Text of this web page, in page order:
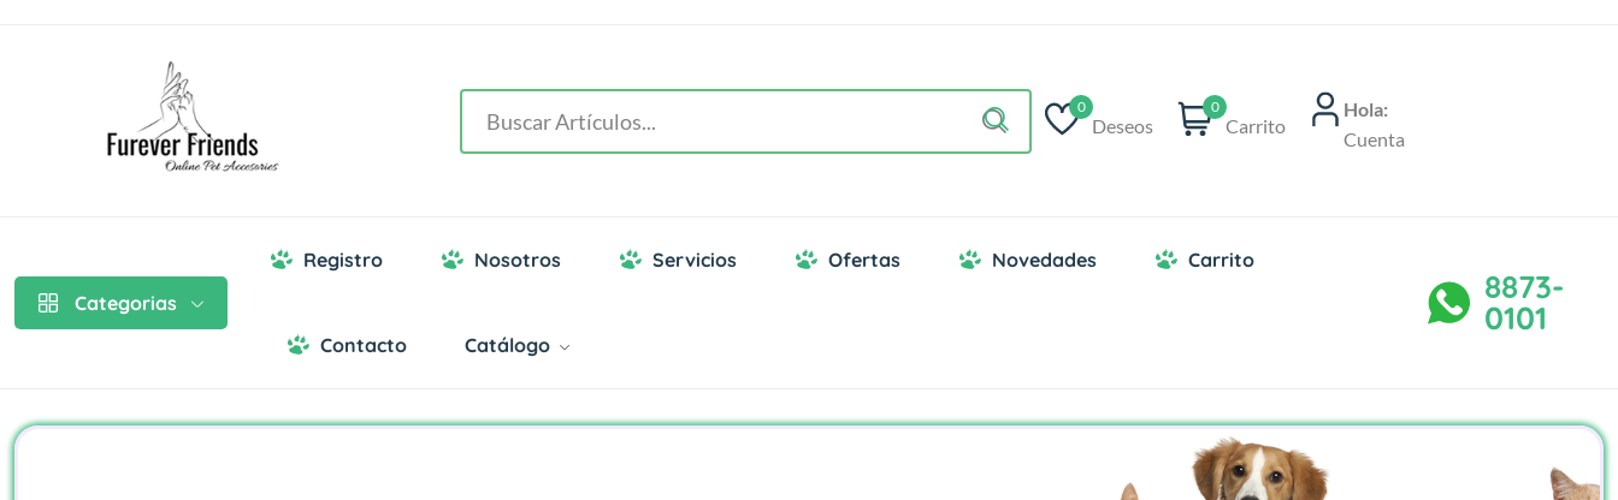
0
Deseos
0
Carrito
Hola:
Cuenta
Categorias
Registro Nosotros Servicios Ofertas Novedades Carrito
Contacto Catálogo
8873-
0101